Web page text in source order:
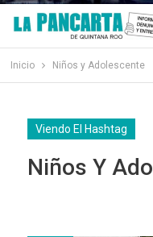
Inicio Niños y Adolescente
Viendo El Hashtag
Niños Y